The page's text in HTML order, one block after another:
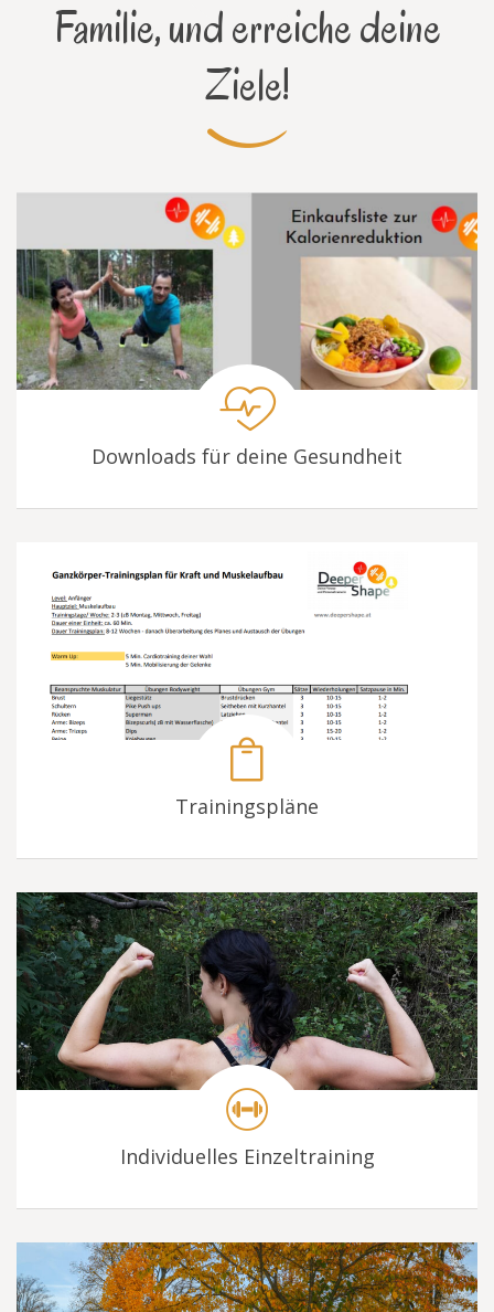
Familie, und erreiche deine
Ziele!
Downloads für deine Gesundheit
Trainingspläne
Individuelles Einzeltraining